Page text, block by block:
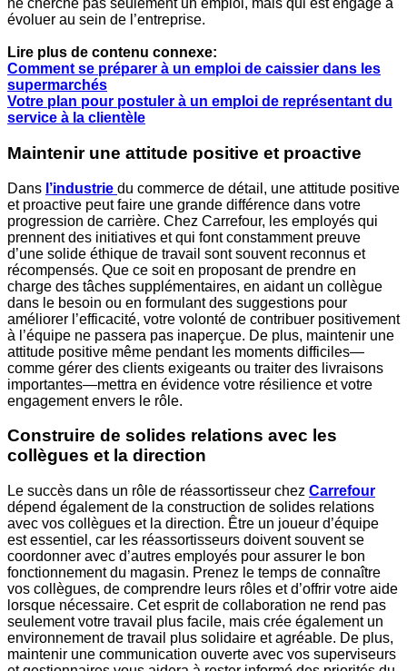
ne cherche pas seulement un emploi, mais qui est engagé à
évoluer au sein de l’entreprise.
Lire plus de contenu connexe:
Comment se préparer à un emploi de caissier dans les
supermarchés
Votre plan pour postuler à un emploi de représentant du
service à la clientèle
Maintenir une attitude positive et proactive
Dans l’industrie du commerce de détail, une attitude positive
et proactive peut faire une grande différence dans votre
progression de carrière. Chez Carrefour, les employés qui
prennent des initiatives et qui font constamment preuve
d’une solide éthique de travail sont souvent reconnus et
récompensés. Que ce soit en proposant de prendre en
charge des tâches supplémentaires, en aidant un collègue
dans le besoin ou en formulant des suggestions pour
améliorer l’efficacité, votre volonté de contribuer positivement
à l’équipe ne passera pas inaperçue. De plus, maintenir une
attitude positive même pendant les moments difficiles—
comme gérer des clients exigeants ou traiter des livraisons
importantes—mettra en évidence votre résilience et votre
engagement envers le rôle.
Construire de solides relations avec les
collègues et la direction
Le succès dans un rôle de réassortisseur chez Carrefour
dépend également de la construction de solides relations
avec vos collègues et la direction. Être un joueur d’équipe
est essentiel, car les réassortisseurs doivent souvent se
coordonner avec d’autres employés pour assurer le bon
fonctionnement du magasin. Prenez le temps de connaître
vos collègues, de comprendre leurs rôles et d’offrir votre aide
lorsque nécessaire. Cet esprit de collaboration ne rend pas
seulement votre travail plus facile, mais crée également un
environnement de travail plus solidaire et agréable. De plus,
maintenir une communication ouverte avec vos superviseurs